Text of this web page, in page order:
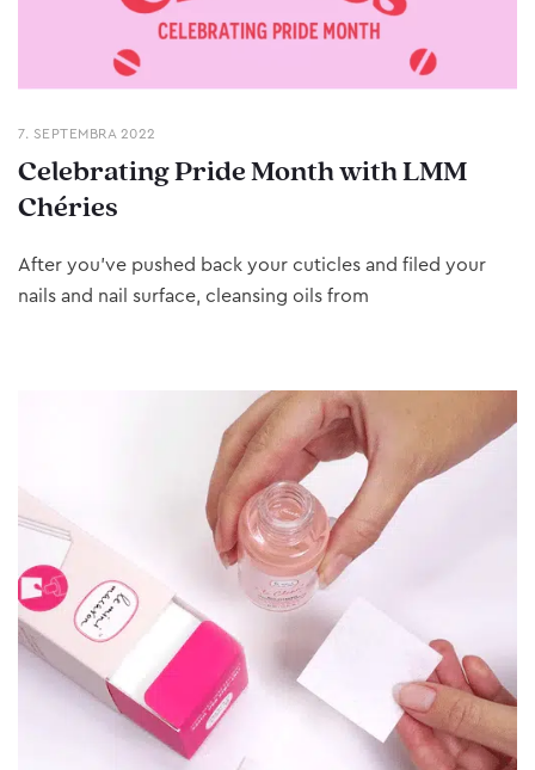
7. SEPTEMBRA 2022
Celebrating Pride Month with LMM
Chéries
After you’ve pushed back your cuticles and filed your
nails and nail surface, cleansing oils from